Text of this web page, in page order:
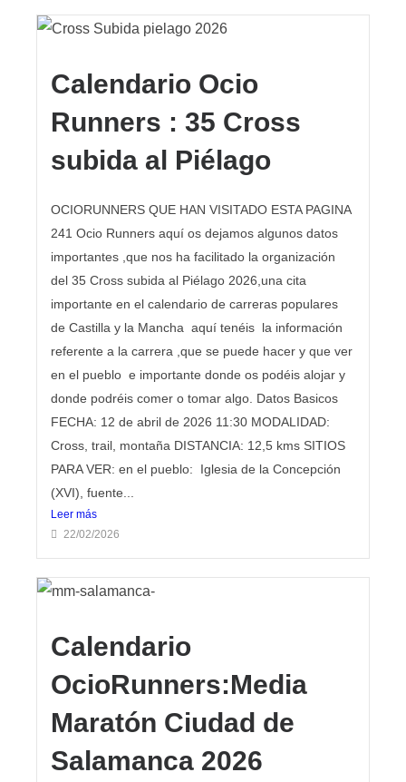
Calendario Ocio
Runners : 35 Cross
subida al Piélago
OCIORUNNERS QUE HAN VISITADO ESTA PAGINA
241 Ocio Runners aquí os dejamos algunos datos
importantes ,que nos ha facilitado la organización
del 35 Cross subida al Piélago 2026,una cita
importante en el calendario de carreras populares
de Castilla y la Mancha aquí tenéis la información
referente a la carrera ,que se puede hacer y que ver
en el pueblo e importante donde os podéis alojar y
donde podréis comer o tomar algo. Datos Basicos
FECHA: 12 de abril de 2026 11:30 MODALIDAD:
Cross, trail, montaña DISTANCIA: 12,5 kms SITIOS
PARA VER: en el pueblo: Iglesia de la Concepción
(XVI), fuente...
Leer más
22/02/2026
Calendario
OcioRunners:Media
Maratón Ciudad de
Salamanca 2026